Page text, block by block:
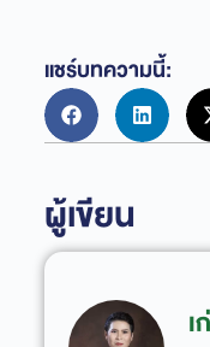
แชร์บทความนี้:
ผู้เขียน